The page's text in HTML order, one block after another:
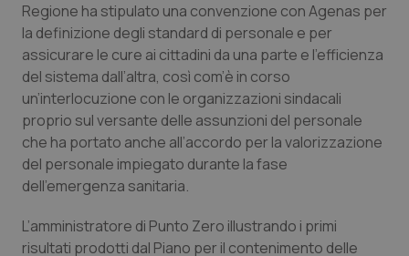
Regione ha stipulato una convenzione con Agenas per
la definizione degli standard di personale e per
assicurare le cure ai cittadini da una parte e l’efficienza
del sistema dall’altra, così com’è in corso
un’interlocuzione con le organizzazioni sindacali
proprio sul versante delle assunzioni del personale
che ha portato anche all’accordo per la valorizzazione
del personale impiegato durante la fase
dell’emergenza sanitaria.
L’amministratore di Punto Zero illustrando i primi
risultati prodotti dal Piano per il contenimento delle